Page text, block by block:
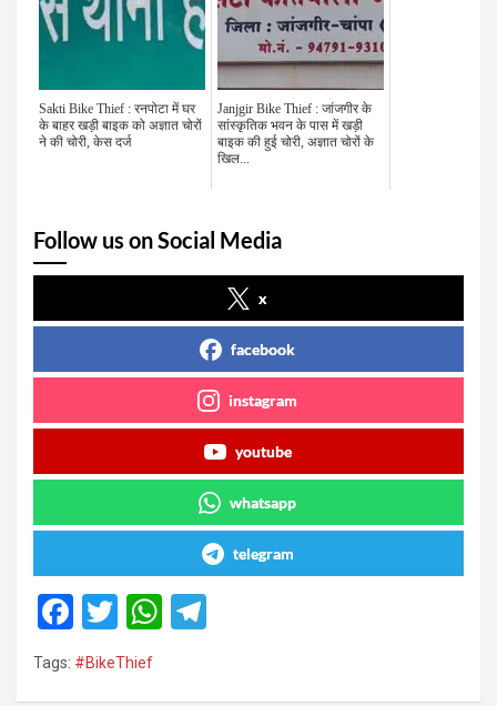
Sakti Bike Thief : रनपोटा में घर
के बाहर खड़ी बाइक को अज्ञात चोरों
ने की चोरी, केस दर्ज
Janjgir Bike Thief : जांजगीर के
सांस्कृतिक भवन के पास में खड़ी
बाइक की हुई चोरी, अज्ञात चोरों के
खिल...
Follow us on Social Media
x
facebook
instagram
youtube
whatsapp
telegram
F
a
ce
T
wi
tt
W
Tags: #BikeThief